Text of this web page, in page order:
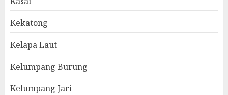
Kekatong
Kelapa Laut
Kelumpang Burung
Kelumpang Jari